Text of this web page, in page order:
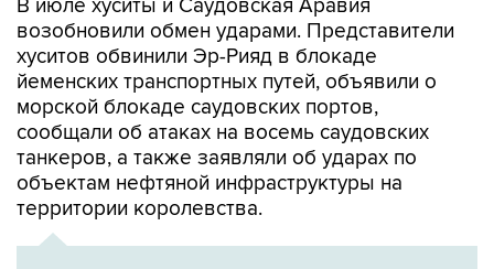
В июле хуситы и Саудовская Аравия
возобновили обмен ударами. Представители
хуситов обвинили Эр-Рияд в блокаде
йеменских транспортных путей, объявили о
морской блокаде саудовских портов,
сообщали об атаках на восемь саудовских
танкеров, а также заявляли об ударах по
объектам нефтяной инфраструктуры на
территории королевства.